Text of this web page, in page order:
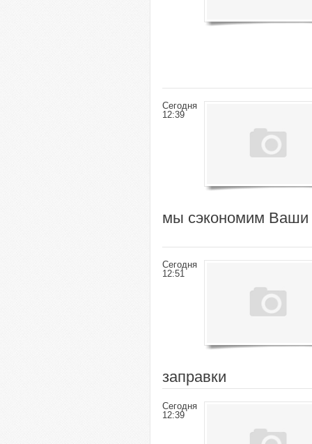
Сегодня
12:39
мы сэкономим Ваши
Сегодня
12:51
заправки
Сегодня
12:39